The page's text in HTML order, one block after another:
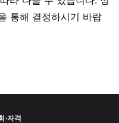
통해 결정하시기 바랍
·자격